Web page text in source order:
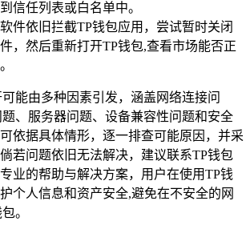
信任列表或白名单中。
件依旧拦截TP钱包应用，尝试暂时关闭
，然后重新打开TP钱包,查看市场能否正
能由多种因素引发，涵盖网络连接问
、服务器问题、设备兼容性问题和安全
依据具体情形，逐一排查可能原因，并采
若问题依旧无法解决，建议联系TP钱包
业的帮助与解决方案，用户在使用TP钱
个人信息和资产安全,避免在不安全的网
。